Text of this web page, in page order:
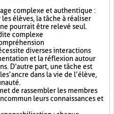
complexe et authentique :
élèves, la tâche à réaliser
pourrait être relevé seul.
complexe
diverses interactions
et la réflexion autour
D'autre part, une tâche est
dans la vie de l’élève,
de rassembler les membres
commun leurs connaissances et